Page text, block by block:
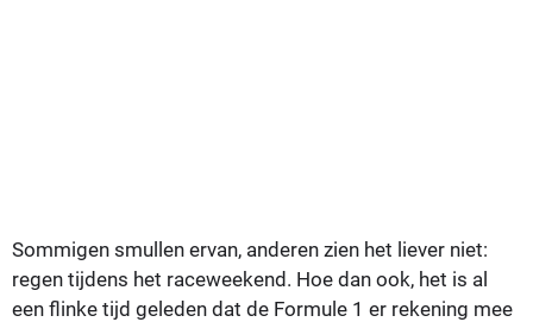
Sommigen smullen ervan, anderen zien het liever niet:
regen tijdens het raceweekend. Hoe dan ook, het is al
een flinke tijd geleden dat de Formule 1 er rekening mee